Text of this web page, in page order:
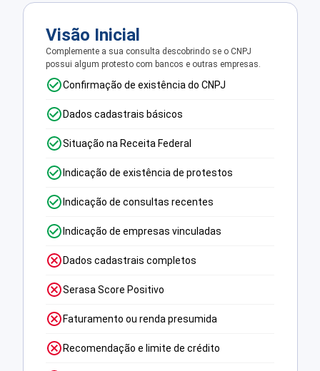
Visão Inicial
Complemente a sua consulta descobrindo se o CNPJ
possui algum protesto com bancos e outras empresas.
Confirmação de existência do CNPJ
Dados cadastrais básicos
Situação na Receita Federal
Indicação de existência de protestos
Indicação de consultas recentes
Indicação de empresas vinculadas
Dados cadastrais completos
Serasa Score Positivo
Faturamento ou renda presumida
Recomendação e limite de crédito